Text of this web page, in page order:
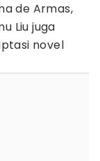
de Armas,
Liu juga
novel